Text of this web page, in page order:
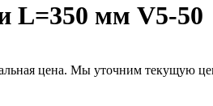
L=350 мм V5-50
цена. Мы уточним текущую